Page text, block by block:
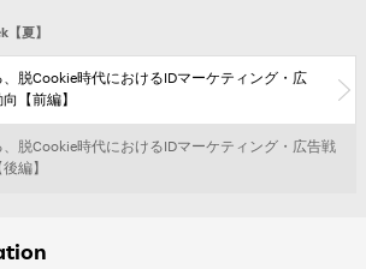
【夏】
脱Cookie時代におけるIDマーケティング・広
【前編】
脱Cookie時代におけるIDマーケティング・広告戦
編】